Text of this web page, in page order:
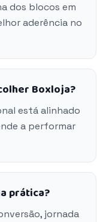
dos blocos em
aderência no
Boxloja?
está alinhado
a performar
prática?
jornada